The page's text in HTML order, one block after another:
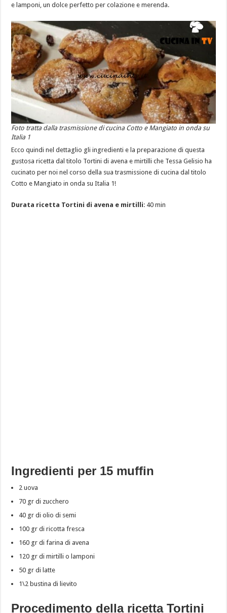
e lamponi, un dolce perfetto per colazione e merenda.
Foto tratta dalla trasmissione di cucina Cotto e Mangiato in onda su
Italia 1
Ecco quindi nel dettaglio gli ingredienti e la preparazione di questa
gustosa ricetta dal titolo Tortini di avena e mirtilli che Tessa Gelisio ha
cucinato per noi nel corso della sua trasmissione di cucina dal titolo
Cotto e Mangiato in onda su Italia 1!
Durata ricetta Tortini di avena e mirtilli: 40 min
Ingredienti per 15 muffin
2 uova
70 gr di zucchero
40 gr di olio di semi
100 gr di ricotta fresca
160 gr di farina di avena
120 gr di mirtilli o lamponi
50 gr di latte
1\2 bustina di lievito
Procedimento della ricetta Tortini